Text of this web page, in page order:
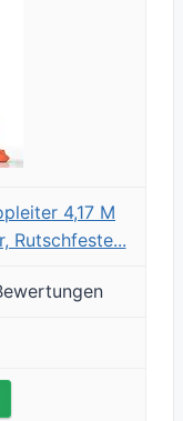
4,17 M
Rutschfeste...